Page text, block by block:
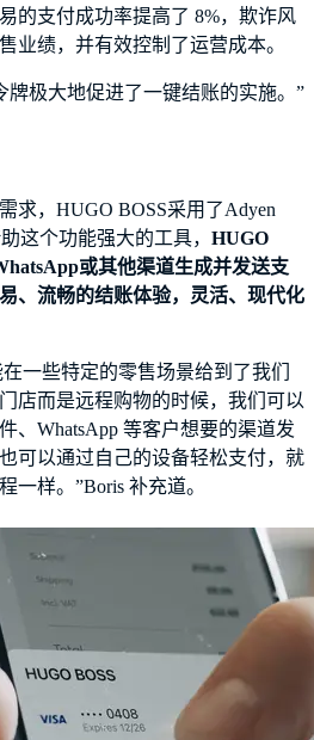
的支付成功率提高了 8%，欺诈风
业绩，并有效控制了运营成本。
牌极大地促进了一键结账的实施。”
求，HUGO BOSS采用了Adyen
这个功能强大的工具， HUGO
或其他渠道生成并发送支
、流畅的结账体验，灵活、现代化
一些特定的零售场景给到了我们
店而是远程购物的时候，我们可以
、WhatsApp 等客户想要的渠道发
可以通过自己的设备轻松支付，就
一样。”Boris 补充道。